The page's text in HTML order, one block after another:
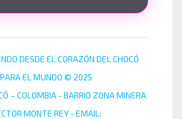
DESDE EL CORAZÓN DEL CHOCÓ
PARA EL MUNDO © 2025
– COLOMBIA - BARRIO ZONA MINERA
MONTE REY - EMAIL: